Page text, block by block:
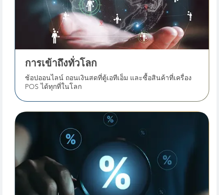
การเข้าถึงทั่วโลก
ช้อปออนไลน์ ถอนเงินสดที่ตู้เอทีเอ็ม และซื้อสินค้าที่เครื่อง
POS ได้ทุกที่ในโลก